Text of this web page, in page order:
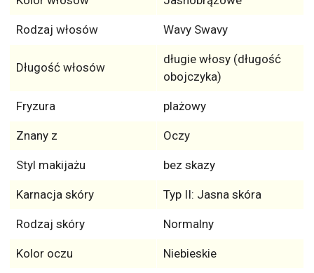
Rodzaj włosów Wavy Swavy
Długość włosów
długie włosy (długość
obojczyka)
Fryzura plażowy
Znany z Oczy
Styl makijażu bez skazy
Karnacja skóry Typ II: Jasna skóra
Rodzaj skóry Normalny
Kolor oczu Niebieskie